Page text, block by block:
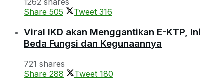
1262 shares
Share 505 Tweet 316
Viral IKD akan Menggantikan E-KTP, Ini
Beda Fungsi dan Kegunaannya
721 shares
Share 288 Tweet 180